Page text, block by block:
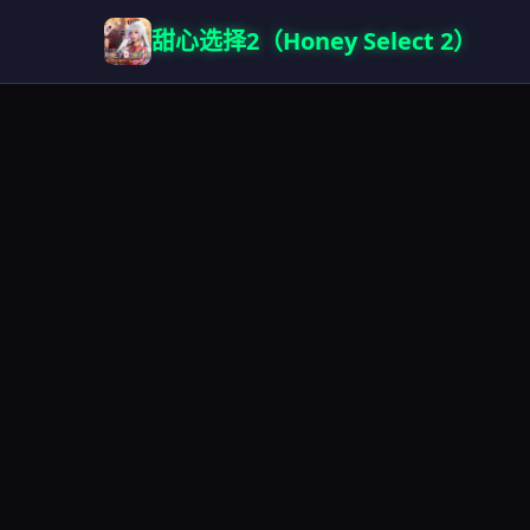
甜心选择2（Honey Select 2）